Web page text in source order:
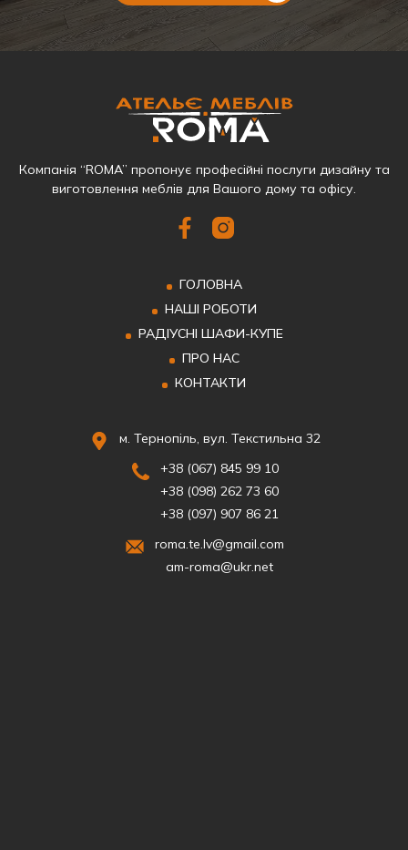
Компанія “ROMA” пропонує професійні послуги дизайну та
виготовлення меблів для Вашого дому та офісу.
ГОЛОВНА
НАШІ РОБОТИ
РАДІУСНІ ШАФИ-КУПЕ
ПРО НАС
КОНТАКТИ
м. Тернопіль, вул. Текстильна 32
+38 (067) 845 99 10
+38 (098) 262 73 60
+38 (097) 907 86 21
roma.te.lv@gmail.com
am-roma@ukr.net